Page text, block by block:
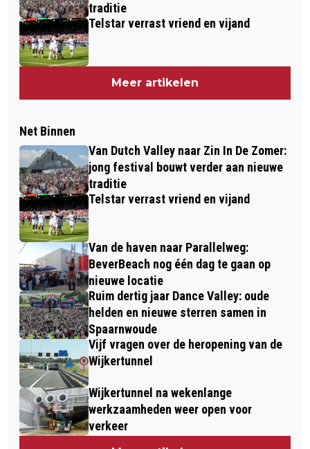
traditie
Telstar verrast vriend en vijand
Meer artikelen
Net Binnen
Van Dutch Valley naar Zin In De Zomer:
jong festival bouwt verder aan nieuwe
traditie
Telstar verrast vriend en vijand
Van de haven naar Parallelweg:
BeverBeach nog één dag te gaan op
nieuwe locatie
Ruim dertig jaar Dance Valley: oude
helden en nieuwe sterren samen in
Spaarnwoude
Vijf vragen over de heropening van de
Wijkertunnel
Wijkertunnel na wekenlange
werkzaamheden weer open voor
verkeer